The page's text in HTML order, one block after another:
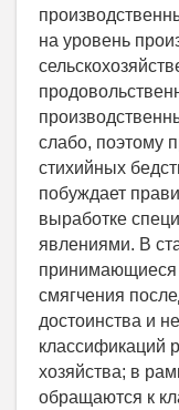
на уровень
слабо, поэтому
стихийных
побуждает
выработке
явлениями. В
принимающиеся
смягчения
достоинства и
классификаций
хозяйства; в
обращаются к